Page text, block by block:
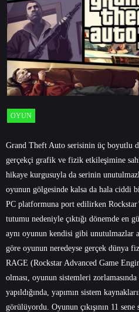
OYUN
Grand Theft Auto serisinin üç boyutlu
gerçekçi grafik ve fizik etkileşimine
hikaye kurgusuyla da serinin
oyunun gölgesinde kalsa da hala ciddi
PC platformuna port edilirken
tutumu nedeniyle çıktığı dönemde en
aynı oyunun kendisi gibi unutulmazlar
göre oyunun neredeyse gerçek dünya
RAGE (Rockstar Advanced Game
olması, oyunun sistemleri
yapıldığında, yapımın sistem
görülüyordu. Oyunun çıkışının 11